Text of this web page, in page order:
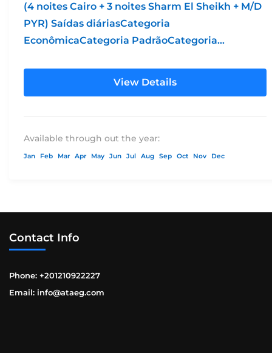
(4 noites Cairo + 3 noites Sharm El Sheikh + M/D
PYR) Saídas diáriasCategoria
EconômicaCategoria PadrãoCategoria
PadrãoHotel 5* LuxoHotel 5*...
View Details
Available through out the year:
Jan Feb Mar Apr May Jun Jul Aug Sep Oct Nov Dec
Contact Info
Phone: +201210922227
Email: info@ataeg.com